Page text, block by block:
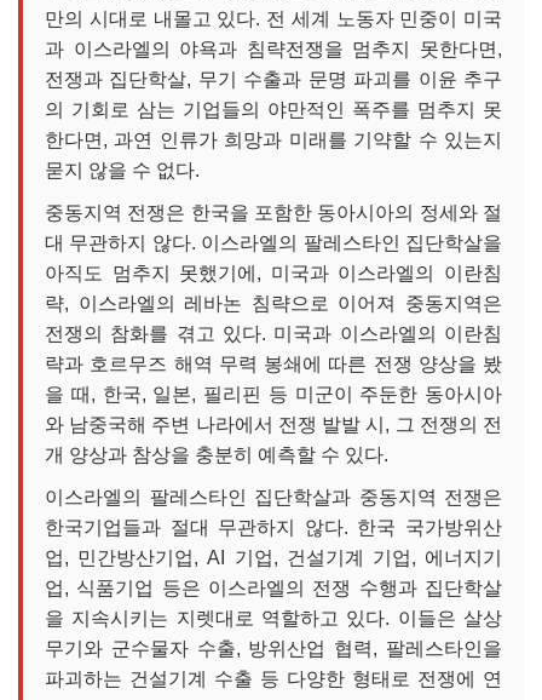
만의 시대로 내몰고 있다. 전 세계 노동자 민중이 미국
과 이스라엘의 야욕과 침략전쟁을 멈추지 못한다면,
전쟁과 집단학살, 무기 수출과 문명 파괴를 이윤 추구
의 기회로 삼는 기업들의 야만적인 폭주를 멈추지 못
한다면, 과연 인류가 희망과 미래를 기약할 수 있는지
묻지 않을 수 없다.
중동지역 전쟁은 한국을 포함한 동아시아의 정세와 절
대 무관하지 않다. 이스라엘의 팔레스타인 집단학살을
아직도 멈추지 못했기에, 미국과 이스라엘의 이란침
략, 이스라엘의 레바논 침략으로 이어져 중동지역은
전쟁의 참화를 겪고 있다. 미국과 이스라엘의 이란침
략과 호르무즈 해역 무력 봉쇄에 따른 전쟁 양상을 봤
을 때, 한국, 일본, 필리핀 등 미군이 주둔한 동아시아
와 남중국해 주변 나라에서 전쟁 발발 시, 그 전쟁의 전
개 양상과 참상을 충분히 예측할 수 있다.
이스라엘의 팔레스타인 집단학살과 중동지역 전쟁은
한국기업들과 절대 무관하지 않다. 한국 국가방위산
업, 민간방산기업, AI 기업, 건설기계 기업, 에너지기
업, 식품기업 등은 이스라엘의 전쟁 수행과 집단학살
을 지속시키는 지렛대로 역할하고 있다. 이들은 살상
무기와 군수물자 수출, 방위산업 협력, 팔레스타인을
파괴하는 건설기계 수출 등 다양한 형태로 전쟁에 연